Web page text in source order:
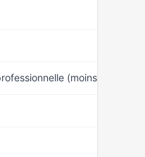
(moins de 60 ans)